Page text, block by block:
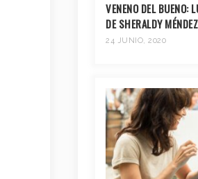
VENENO DEL BUENO:
DE SHERALDY MÉNDEZ
24 JUNIO, 2020